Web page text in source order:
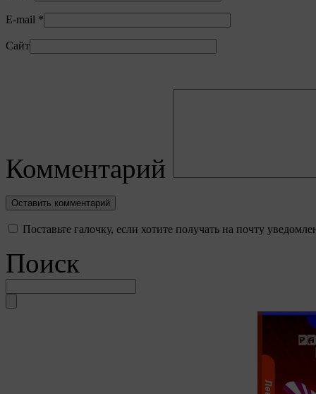
E-mail *
Сайт
Комментарий
Поставьте галочку, если хотите получать на почту
Поиск